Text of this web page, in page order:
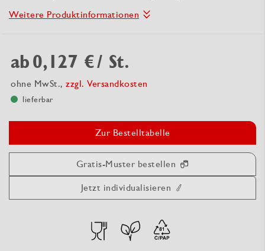
Weitere Produktinformationen
ab0,127 €/ St.
ohne MwSt., zzgl. Versandkosten
lieferbar
Zur Bestelltabelle
Gratis-Muster bestellen
Jetzt individualisieren